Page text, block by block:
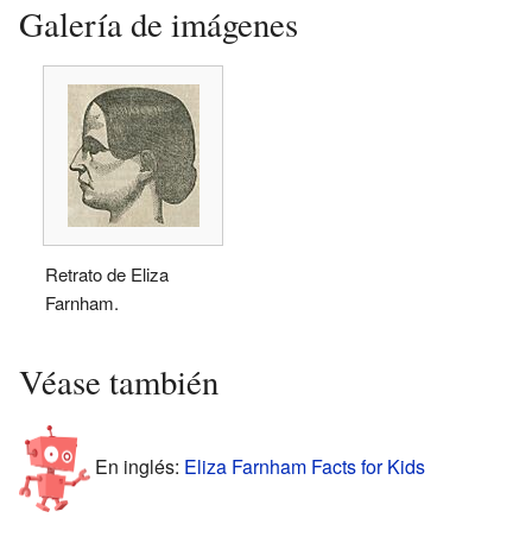
Galería de imágenes
Retrato de Eliza
Farnham.
Véase también
En inglés: Eliza Farnham Facts for Kids